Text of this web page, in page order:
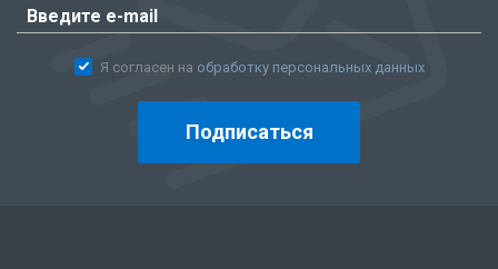
Я согласен на обработку персональных данных
Подписаться